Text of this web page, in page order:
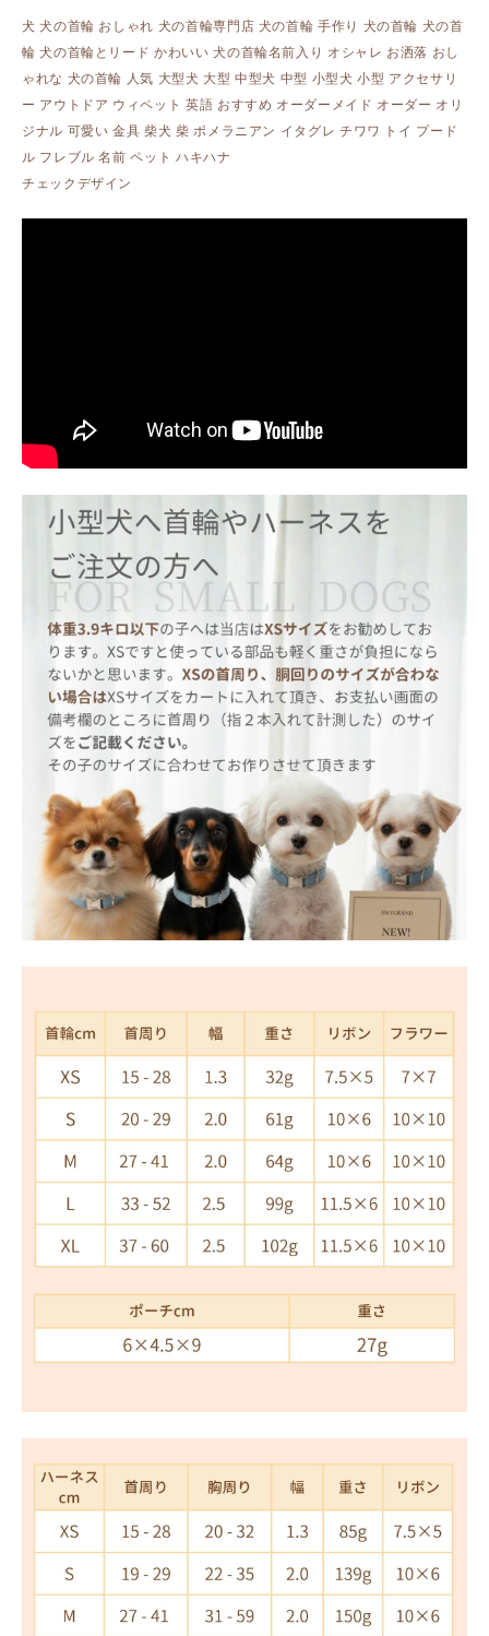
犬 犬の首輪 おしゃれ 犬の首輪専門店 犬の首輪 手作り 犬の首輪 犬の首
輪 犬の首輪とリード かわいい 犬の首輪名前入り オシャレ お洒落 おし
ゃれな 犬の首輪 人気 大型犬 大型 中型犬 中型 小型犬 小型 アクセサリ
ー アウトドア ウィペット 英語 おすすめ オーダーメイド オーダー オリ
ジナル 可愛い 金具 柴犬 柴 ポメラニアン イタグレ チワワ トイ プード
ル フレブル 名前 ペット ハキハナ
チェックデザイン